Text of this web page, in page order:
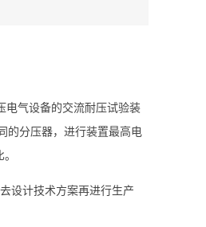
电气设备的交流耐压试验装
的分压器，进行装置最高电
设计技术方案再进行生产